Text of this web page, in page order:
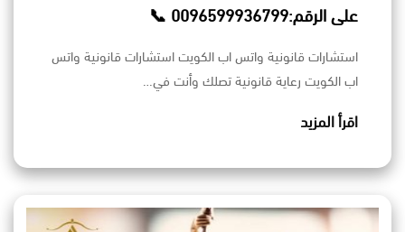
على الرقم:0096599936799 📞
استشارات قانونية واتس اب الكويت استشارات قانونية واتس
اب الكويت رعاية قانونية تصلك وأنت في…
اقرأ المزيد